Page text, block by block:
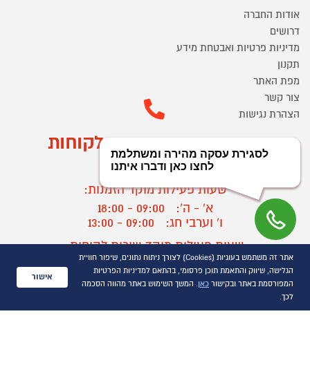
אודות החברה
דרושים
מדיניות פרטיות ואבטחת מידע
תקנון
מפת האתר
צור קשר
הצהרת נגישות
מוקד הזמנות ושירות לקוחות
03-9545370
שעות פעילות מוקד הזמנות:
א' - ה':
09:00 - 18:00
ו' וערבי חג:
09:00 - 13:00
שעות פעילות מוקד שירות לקוחות:
א' - ד':
09:00 - 16:30
ה :
09:00 - 16:00
?
אתר זה משתמש בעוגיות (Cookies) לצורך ניתוח נתונים, שיפור חוויית
הגלישה, שיווק והתאמת תוכן פרסומי, בהתאם למדיניות הפרטיות
המפורסמת באתר ובקישור כאן. המשך השימוש באתר מהווה הסכמה
לכך.
אישור